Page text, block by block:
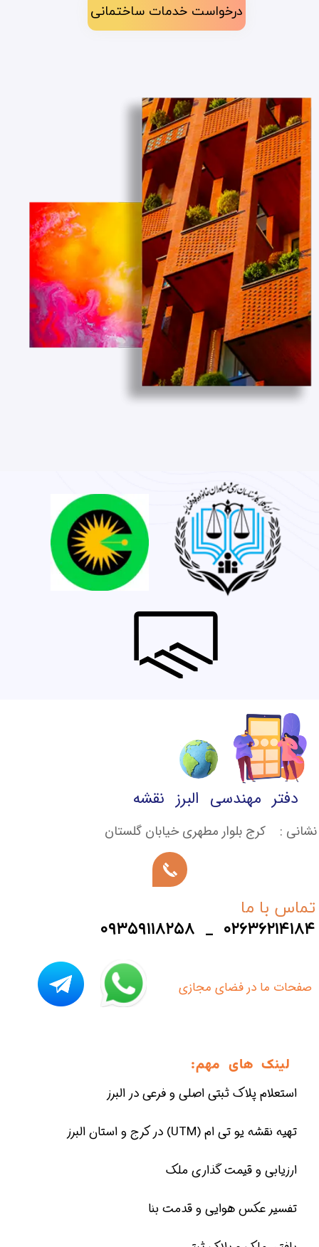
درخواست خدمات ساختمانی
دفتر مهندسی البرز نقشه
نشانی : کرج بلوار مطهری خیابان گلستان
تماس با ما
۰۹۳۵۹۱۱۸۲۵۸ _ ۰۲۶۳۶۲۱۴۱۸۴
​صفحات ما در فضای مجازی
لینک های مهم:
استعلام پلاک ثبتی اصلی و فرعی در البرز
تهیه نقشه یو تی ام (UTM) در کرج و استان البرز
ارزیابی و قیمت گذاری ملک
تفسیر عکس هوایی و قدمت بنا